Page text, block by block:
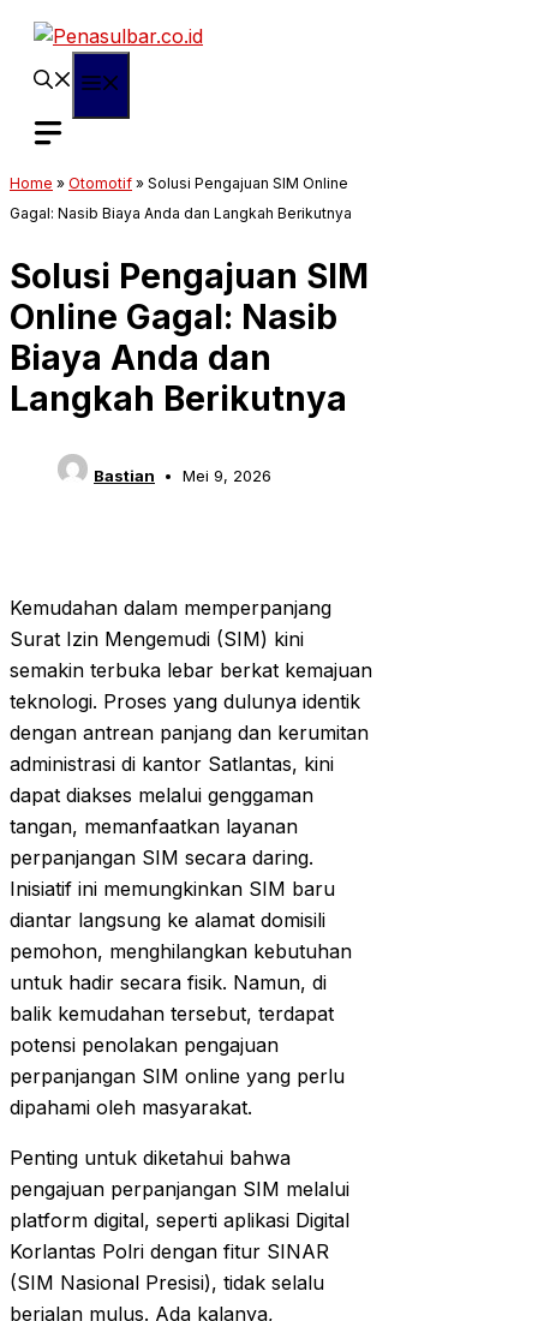
Langsung
Home » Otomotif » Solusi Pengajuan SIM Online
Gagal: Nasib Biaya Anda dan Langkah Berikutnya
Solusi Pengajuan SIM
Online Gagal: Nasib
Biaya Anda dan
Langkah Berikutnya
Bastian Mei 9, 2026
Kemudahan dalam memperpanjang
Surat Izin Mengemudi (SIM) kini
semakin terbuka lebar berkat kemajuan
teknologi. Proses yang dulunya identik
dengan antrean panjang dan kerumitan
administrasi di kantor Satlantas, kini
dapat diakses melalui genggaman
tangan, memanfaatkan layanan
perpanjangan SIM secara daring.
Inisiatif ini memungkinkan SIM baru
diantar langsung ke alamat domisili
pemohon, menghilangkan kebutuhan
untuk hadir secara fisik. Namun, di
balik kemudahan tersebut, terdapat
potensi penolakan pengajuan
perpanjangan SIM online yang perlu
dipahami oleh masyarakat.
Penting untuk diketahui bahwa
pengajuan perpanjangan SIM melalui
platform digital, seperti aplikasi Digital
Korlantas Polri dengan fitur SINAR
(SIM Nasional Presisi), tidak selalu
berjalan mulus. Ada kalanya,